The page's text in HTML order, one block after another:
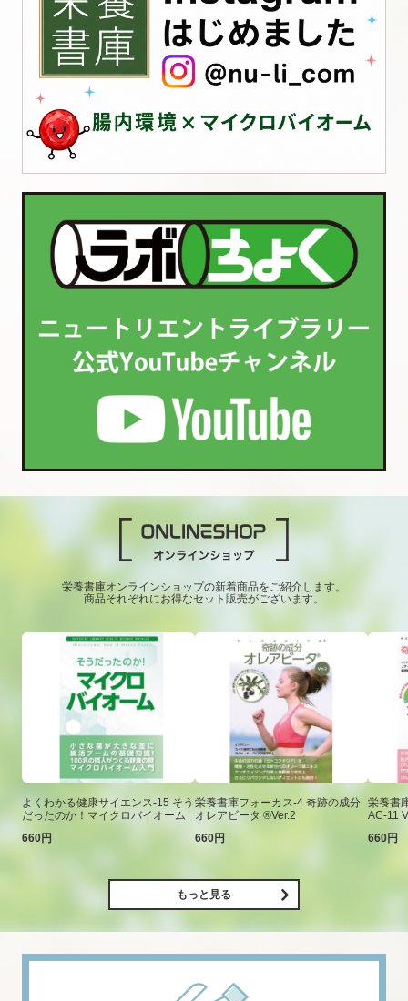
栄養書庫オンラインショップの新着商品をご紹介します。
商品それぞれにお得なセット販売がございます。
よくわかる健康サイエンス-15 そう
だったのか！マイクロバイオーム
660円
栄養書庫フォーカス-4 奇跡の成分
オレアビータ ®Ver.2
660円
栄養書
AC-11
660円
もっと見る